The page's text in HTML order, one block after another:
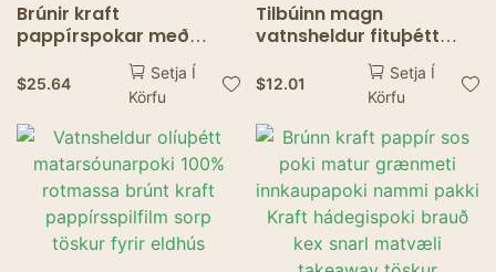
Brúnir kraft
pappírspokar með
handföngum Magn litlir
pappír gjafapokar
Innkaupatöskur
jólaveisla hylli
hjónaband gjafapat
$25.64
Setja Í
Körfu
Tilbúinn magn
vatnsheldur fituþétt
lífbrjótandi pappír
matvælaúrgangs poki
einnota eldhús úrgangs
pappírspoki með PLA
filmu
$12.01
Setja Í
Körfu